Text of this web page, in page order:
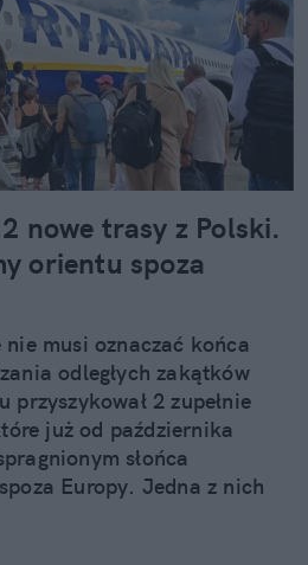
nowe trasy z Polski.
orientu spoza
musi oznaczać końca
odległych zakątków
2 zupełnie
już od października
słońca
Europy. Jedna z nich